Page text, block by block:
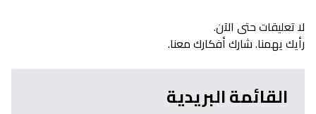
لا تعليقات حتى الآن.
رأيك يهمنا. شارك أفكارك معنا.
القائمة البريدية